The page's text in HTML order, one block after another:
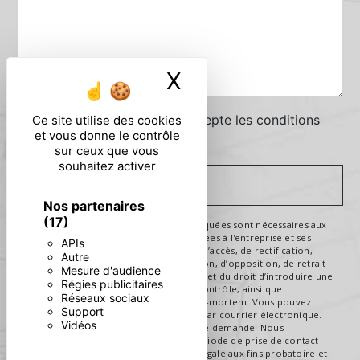
Ce site utilise des cookies
et vous donne le contrôle
sur ceux que vous
souhaitez activer
Nos partenaires
(17)
APIs
Autre
Mesure d'audience
Régies publicitaires
Réseaux sociaux
Support
Vidéos
X
En cochant cette case, j'accepte les conditions
particulières ci-dessous **
** Les données personnelles communiquées sont nécessaires aux
fins de vous contacter. Elles sont destinées à l'entreprise et ses
sous-traitants. Vous disposez de droits d’accès, de rectification,
d’effacement, de portabilité, de limitation, d’opposition, de retrait
de votre consentement à tout moment et du droit d’introduire une
réclamation auprès d’une autorité de contrôle, ainsi que
d’organiser le sort de vos données post-mortem. Vous pouvez
exercer ces droits par voie postale ou par courrier électronique.
Un justificatif d'identité pourra vous être demandé. Nous
conservons vos données pendant la période de prise de contact
puis pendant la durée de prescription légale aux fins probatoire et